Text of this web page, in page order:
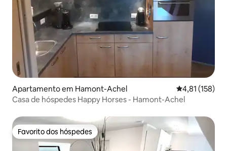
Apartamento em Hamont-Achel Classificação
4,81 (158)
Casa de hóspedes Happy Horses - Hamont-Achel
Favorito dos hóspedes
Favorito dos hóspedes